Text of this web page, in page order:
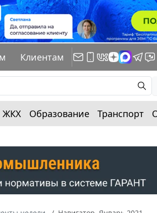
Клиентам
ЖКХ Образование Транспорт